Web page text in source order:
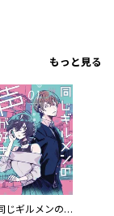
もっと見る
同じギルメンの声が好き